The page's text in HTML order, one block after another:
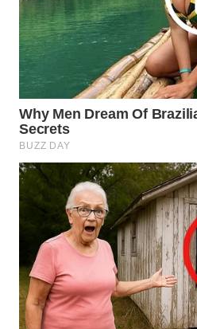
WN DELI
SERDANG
WN
TEBING
TINGGI
WN
PAKPAK
WN
KARAWANG
WN
BEKASI